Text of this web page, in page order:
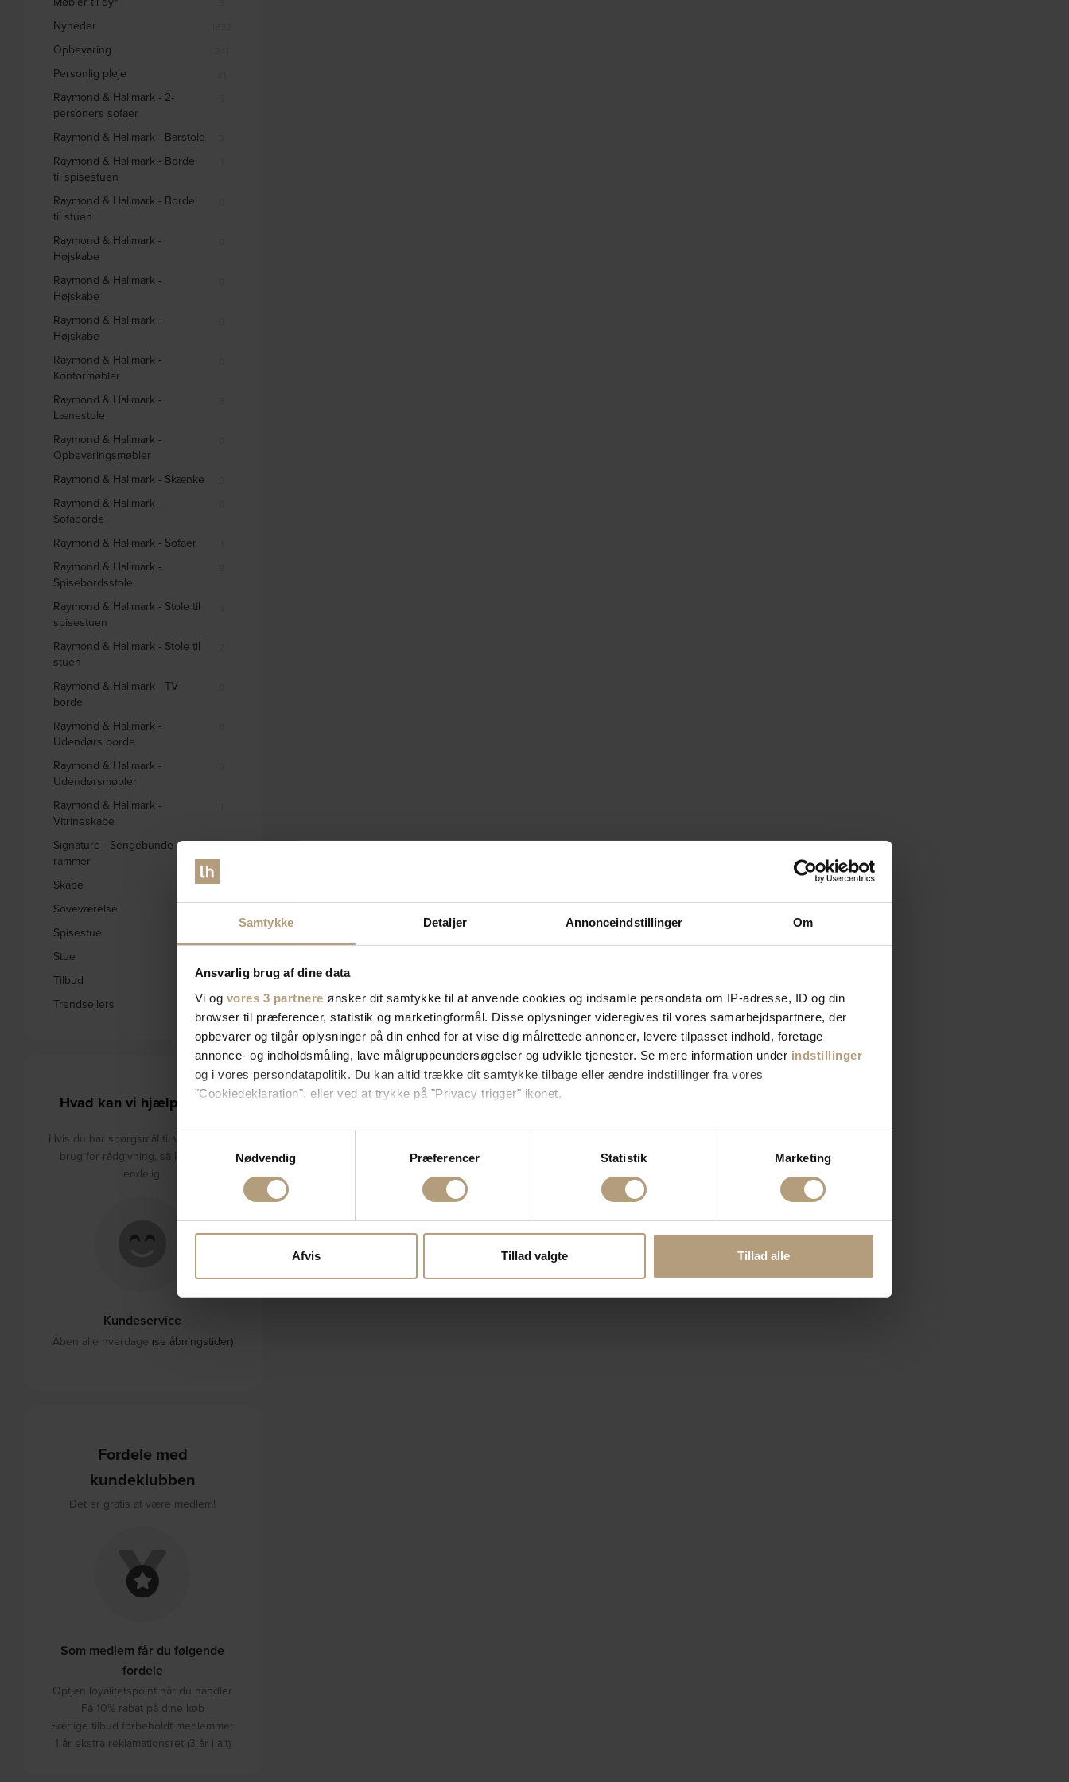
Samtykke Detaljer Annonceindstillinger Om
Ansvarlig brug af dine data
Vi og vores 3 partnere ønsker dit samtykke til at anvende cookies og indsamle persondata om IP-adresse, ID og din
browser til præferencer, statistik og marketingformål. Disse oplysninger videregives til vores samarbejdspartnere, der
opbevarer og tilgår oplysninger på din enhed for at vise dig målrettede annoncer, levere tilpasset indhold, foretage
annonce- og indholdsmåling, lave målgruppeundersøgelser og udvikle tjenester. Se mere information under indstillinger
og i vores persondatapolitik. Du kan altid trække dit samtykke tilbage eller ændre indstillinger fra vores
"Cookiedeklaration", eller ved at trykke på "Privacy trigger" ikonet.
Hvis du tillader det, vil vi også gerne:
Indsamle præcise oplysninger om din placering, der kan være nøjagtig inden for få meter
Identificere din enhed baseret på en scanning af dens unikke karakteristika (fingerprinting)
Dine valg anvendes på hele websitet.
annonceringspartnere og analysepartnere. Vores partnere kan kombinere disse data med andre oplysninger, du har givet
dem, eller som de har indsamlet fra din brug af deres tjenester.
Samtykkevalg
Nødvendig
Præferencer Statistik Marketing
Afvis Tillad valgte Tillad alle
Nyheder
Opbevaring
Personlig pleje
Raymond & Hallmark - 2-
personers sofaer
Raymond & Hallmark - Barstole
Raymond & Hallmark - Borde
til spisestuen
Raymond & Hallmark - Borde
til stuen
Raymond & Hallmark -
Højskabe
Raymond & Hallmark -
Højskabe
Raymond & Hallmark -
Højskabe
Raymond & Hallmark -
Kontormøbler
Raymond & Hallmark -
Lænestole
Raymond & Hallmark -
Opbevaringsmøbler
Raymond & Hallmark - Skænke
Raymond & Hallmark -
Sofaborde
Raymond & Hallmark - Sofaer
Raymond & Hallmark -
Spisebordsstole
Raymond & Hallmark - Stole til
spisestuen
Raymond & Hallmark - Stole til
stuen
Raymond & Hallmark - TV-
borde
Raymond & Hallmark -
Udendørs borde
Raymond & Hallmark -
Udendørsmøbler
Raymond & Hallmark -
Vitrineskabe
Signature - Sengebunde og
rammer
Skabe 332
Soveværelse
Spisestue
Stue
Tilbud 1845
Trendsellers 571
Hvad kan vi hjælpe med?
Hvis du har spørgsmål til varerne eller
brug for rådgivning, så kontakt os
endelig.
Kundeservice
Åben alle hverdage (se åbningstider)
Fordele med
kundeklubben
Det er gratis at være medlem!
Som medlem får du følgende
fordele
Optjen loyalitetspoint når du handler
Få 10% rabat på dine køb
Særlige tilbud forbeholdt medlemmer
1 år ekstra reklamationsret (3 år i alt)